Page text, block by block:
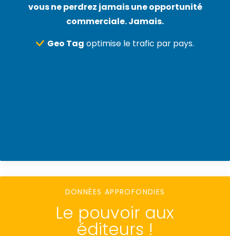
vous ne perdrez jamais une opportunité
commerciale. Jamais.
Geo Tag optimise le trafic par pays.
DONNÉES APPROFONDIES
Le pouvoir aux
éditeurs !